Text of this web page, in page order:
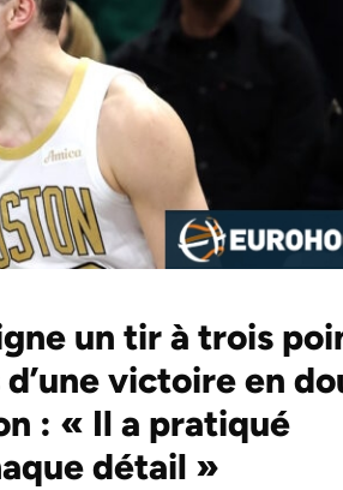
un tir à trois
victoire en
: « Il a pratiqué
détail »